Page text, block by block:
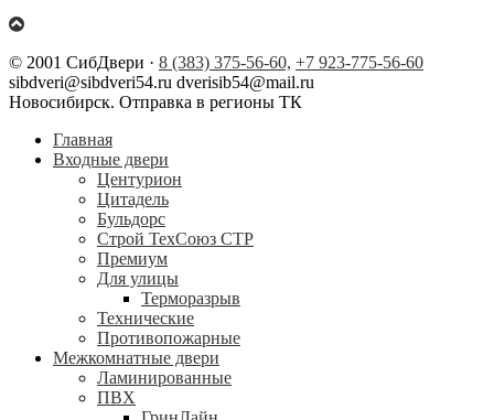
© 2001 СибДвери · 8 (383) 375-56-60, +7 923-775-56-60
sibdveri@sibdveri54.ru dverisib54@mail.ru
Новосибирск. Отправка в регионы ТК
Главная
Входные двери
Центурион
Цитадель
Бульдорс
Строй ТехСоюз СТР
Премиум
Для улицы
Терморазрыв
Технические
Противопожарные
Межкомнатные двери
Ламинированные
ПВХ